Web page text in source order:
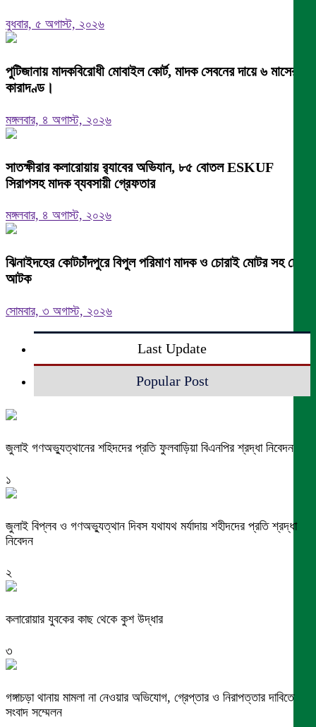
বুধবার, ৫ অগাস্ট, ২০২৬
পুটিজানায় মাদকবিরোধী মোবাইল কোর্ট, মাদক সেবনের দায়ে ৬ মাসের
কারাদণ্ড।
মঙ্গলবার, ৪ অগাস্ট, ২০২৬
সাতক্ষীরার কলারোয়ায় র‍্যাবের অভিযান, ৮৫ বোতল ESKUF
সিরাপসহ মাদক ব্যবসায়ী গ্রেফতার
মঙ্গলবার, ৪ অগাস্ট, ২০২৬
ঝিনাইদহের কোটচাঁদপুরে বিপুল পরিমাণ মাদক ও চোরাই মোটর সহ চোর
আটক
সোমবার, ৩ অগাস্ট, ২০২৬
Last Update
Popular Post
জুলাই গণঅভ্যুত্থানের শহিদদের প্রতি ফুলবাড়িয়া বিএনপির শ্রদ্ধা নিবেদন
১
জুলাই বিপ্লব ও গণঅভ্যুত্থান দিবস যথাযথ মর্যাদায় শহীদদের প্রতি শ্রদ্ধা
নিবেদন
২
কলারোয়ার যুবকের কাছ থেকে কুশ উদ্ধার
৩
গঙ্গাচড়া থানায় মামলা না নেওয়ার অভিযোগ, গ্রেপ্তার ও নিরাপত্তার দাবিতে
সংবাদ সম্মেলন